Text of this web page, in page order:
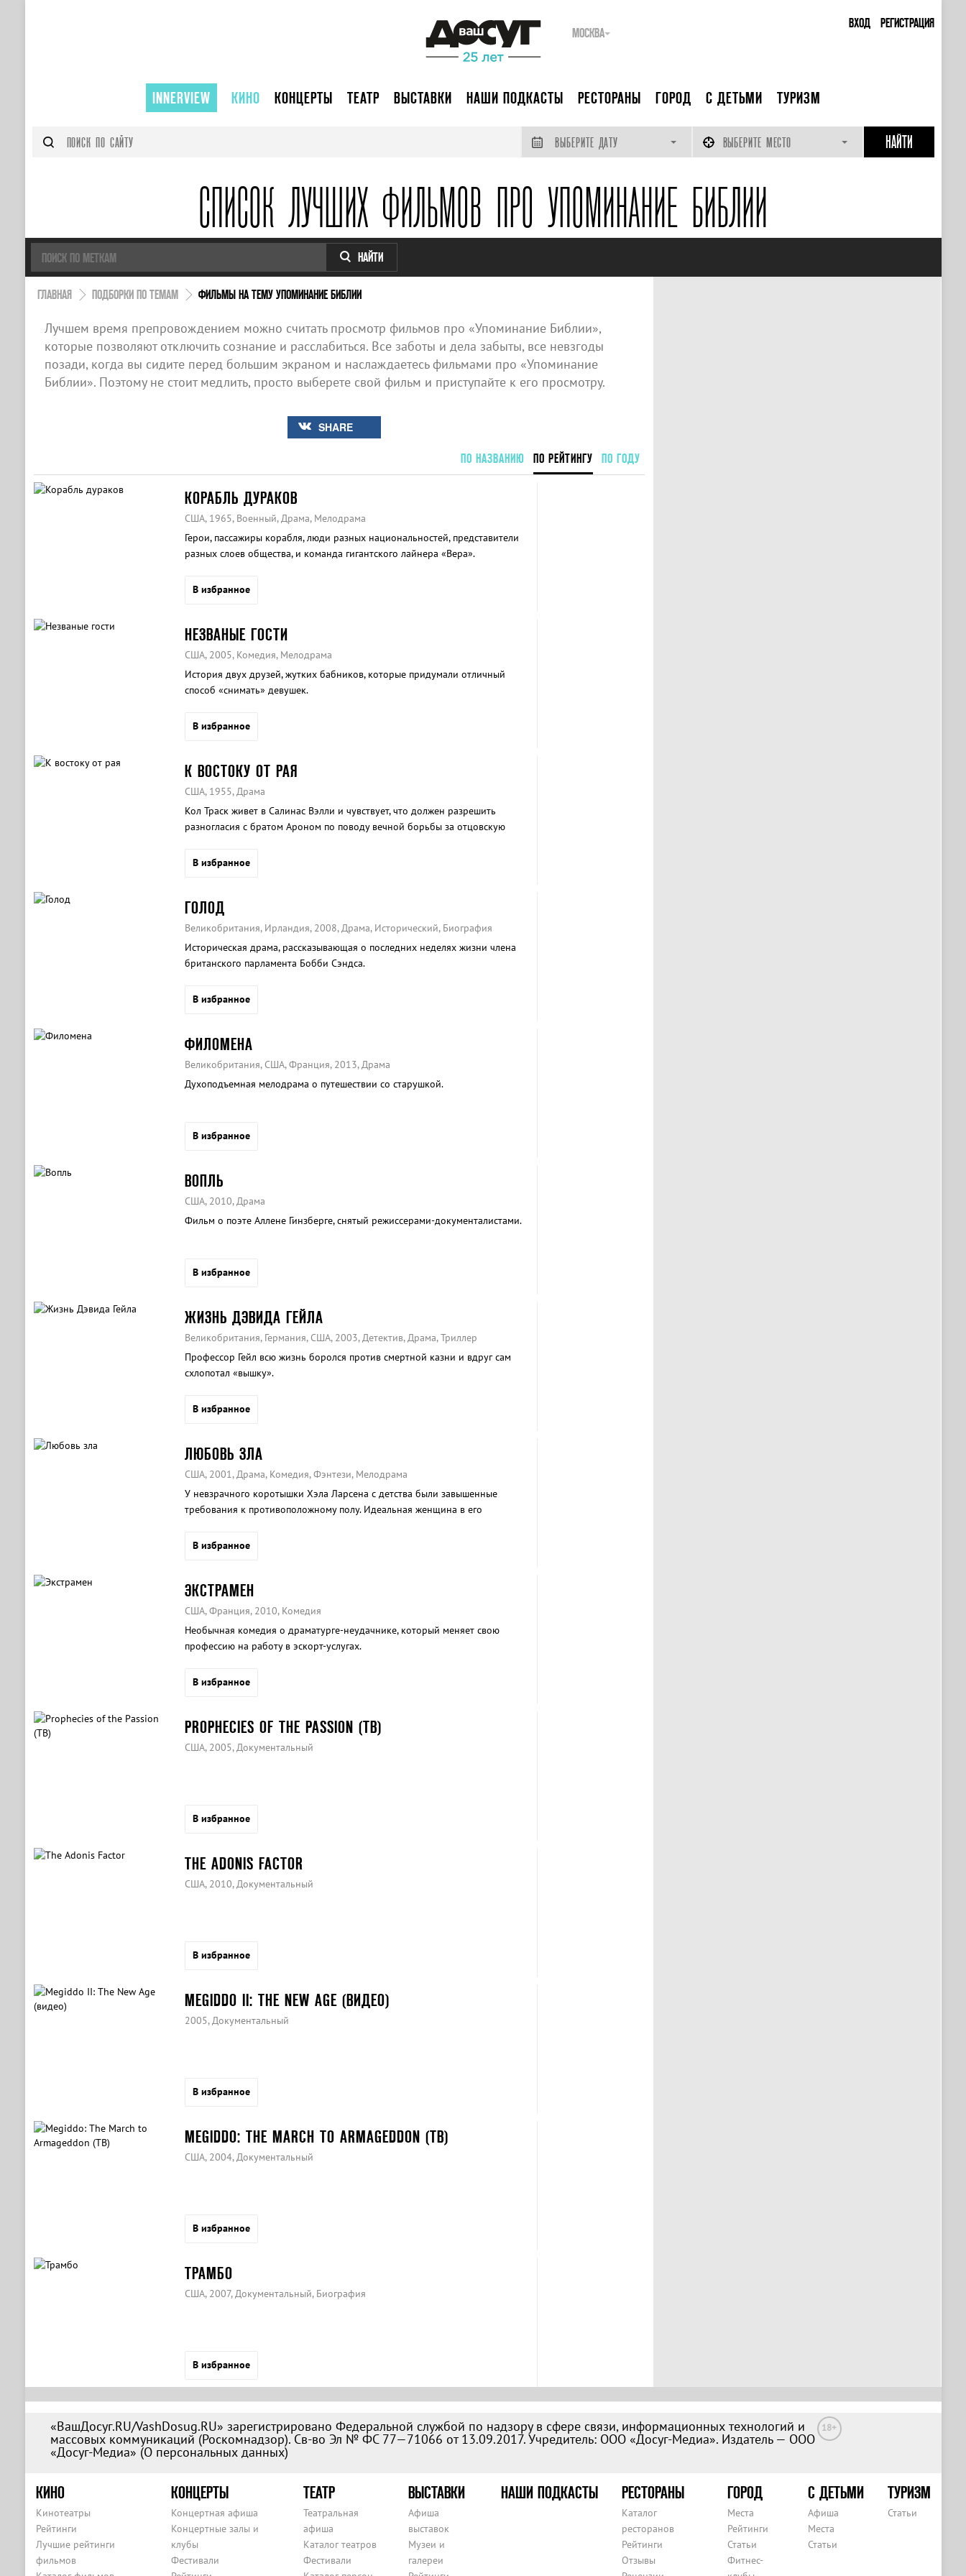
ВХОД РЕГИСТРАЦИЯ
МОСКВА
INNERVIEW КИНО КОНЦЕРТЫ ТЕАТР ВЫСТАВКИ НАШИ ПОДКАСТЫ РЕСТОРАНЫ ГОРОД С ДЕТЬМИ ТУРИЗМ
ВЫБЕРИТЕ ДАТУ ВЫБЕРИТЕ МЕСТО
СПИСОК ЛУЧШИХ ФИЛЬМОВ ПРО УПОМИНАНИЕ БИБЛИИ
НАЙТИ
ГЛАВНАЯ ПОДБОРКИ ПО ТЕМАМ ФИЛЬМЫ НА ТЕМУ УПОМИНАНИЕ БИБЛИИ
Лучшем время препровождением можно считать просмотр фильмов про «Упоминание Библии»,
которые позволяют отключить сознание и расслабиться. Все заботы и дела забыты, все невзгоды
позади, когда вы сидите перед большим экраном и наслаждаетесь фильмами про «Упоминание
Библии». Поэтому не стоит медлить, просто выберете свой фильм и приступайте к его просмотру.
SHARE
ПО НАЗВАНИЮ ПО РЕЙТИНГУ ПО ГОДУ
КОРАБЛЬ ДУРАКОВ
США, 1965, Военный, Драма, Мелодрама
Герои, пассажиры корабля, люди разных национальностей, представители
разных слоев общества, и команда гигантского лайнера «Вера».
В избранное
НЕЗВАНЫЕ ГОСТИ
США, 2005, Комедия, Мелодрама
История двух друзей, жутких бабников, которые придумали отличный
способ «снимать» девушек.
В избранное
К ВОСТОКУ ОТ РАЯ
США, 1955, Драма
Кол Траск живет в Салинас Вэлли и чувствует, что должен разрешить
разногласия с братом Ароном по поводу вечной борьбы за отцовскую
В избранное
ГОЛОД
Великобритания, Ирландия, 2008, Драма, Исторический, Биография
Историческая драма, рассказывающая о последних неделях жизни члена
британского парламента Бобби Сэндса.
В избранное
ФИЛОМЕНА
Великобритания, США, Франция, 2013, Драма
Духоподъемная мелодрама о путешествии со старушкой.
В избранное
ВОПЛЬ
США, 2010, Драма
Фильм о поэте Аллене Гинзберге, снятый режиссерами-документалистами.
В избранное
ЖИЗНЬ ДЭВИДА ГЕЙЛА
Великобритания, Германия, США, 2003, Детектив, Драма, Триллер
Профессор Гейл всю жизнь боролся против смертной казни и вдруг сам
схлопотал «вышку».
В избранное
ЛЮБОВЬ ЗЛА
США, 2001, Драма, Комедия, Фэнтези, Мелодрама
У невзрачного коротышки Хэла Ларсена с детства были завышенные
требования к противоположному полу. Идеальная женщина в его
Спирс и грудью Памелы Андерсон.
В избранное
ЭКСТРАМЕН
США, Франция, 2010, Комедия
Необычная комедия о драматурге-неудачнике, который меняет свою
профессию на работу в эскорт-услугах.
В избранное
PROPHECIES OF THE PASSION (ТВ)
США, 2005, Документальный
В избранное
THE ADONIS FACTOR
США, 2010, Документальный
В избранное
MEGIDDO II: THE NEW AGE (ВИДЕО)
2005, Документальный
В избранное
MEGIDDO: THE MARCH TO ARMAGEDDON (ТВ)
США, 2004, Документальный
В избранное
ТРАМБО
США, 2007, Документальный, Биография
В избранное
«ВашДосуг.RU/VashDosug.RU» зарегистрировано Федеральной службой по надзору в сфере связи, информационных технологий и
массовых коммуникаций (Роскомнадзор). Св-во Эл № ФС 77—71066 от 13.09.2017. Учредитель: ООО «Досуг-Медиа». Издатель — ООО
«Досуг-Медиа» (О персональных данных)
18+
КИНО
Кинотеатры
Рейтинги
Лучшие рейтинги
фильмов
КОНЦЕРТЫ
Концертная афиша
Концертные залы и
клубы
Фестивали
ТЕАТР
Театральная
афиша
Каталог театров
Фестивали
ВЫСТАВКИ
Афиша
выставок
Музеи и
галереи
НАШИ ПОДКАСТЫ РЕСТОРАНЫ
Каталог
ресторанов
Рейтинги
Отзывы
ГОРОД
Места
Рейтинги
Статьи
Фитнес-
С ДЕТЬМИ
Афиша
Места
Статьи
ТУРИЗМ
Статьи